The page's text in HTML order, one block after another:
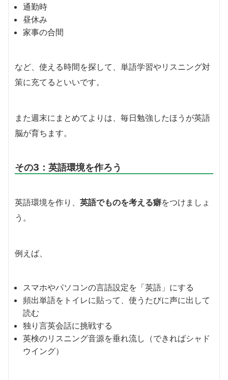
通勤時
昼休み
家事の合間
など、使える時間を探して、単語学習やリスニング対
策に充てるといいです。
また週末にまとめてよりは、毎日勉強したほうが英語
脳が育ちます。
その3：英語環境を作ろう
英語環境を作り、 英語でものを考える癖をつけましょ
う。
例えば、
スマホやパソコンの言語設定を「英語」にする
頻出単語をトイレに貼って、使うたびに声に出して
読む
独り言英会話に挑戦する
英検のリスニング音源を垂れ流し（できればシャド
ウイング）